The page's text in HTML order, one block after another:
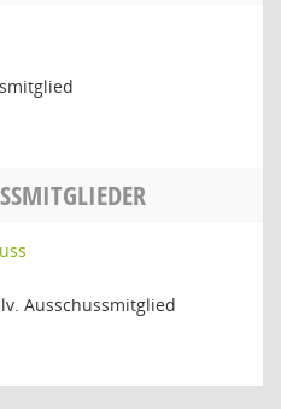
Ausschussmitglied